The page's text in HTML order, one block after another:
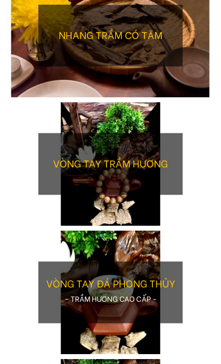
NHANG TRẦM CÓ TĂM
VÒNG TAY TRẦM HƯƠNG
VÒNG TAY ĐÁ PHONG THỦY
- TRẦM HƯƠNG CAO CẤP -